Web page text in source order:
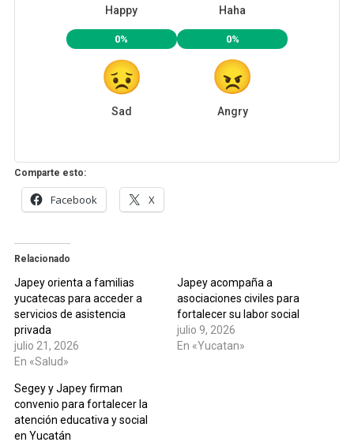
Happy Haha
0%
Sad
0%
Angry
Comparte esto:
Facebook X
Relacionado
Japey orienta a familias
yucatecas para acceder a
servicios de asistencia
privada
julio 21, 2026
En «Salud»
Japey acompaña a
asociaciones civiles para
fortalecer su labor social
julio 9, 2026
En «Yucatan»
Segey y Japey firman
convenio para fortalecer la
atención educativa y social
en Yucatán